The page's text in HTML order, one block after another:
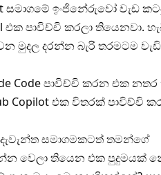
ඉංජිනේරුවෝ වැඩ
පාවිච්චි කරලා තියෙනවා.
මුදල දරන්න බැරි තරමටම වැඩි
Code පාවිච්චි කරන එක නතර
Copilot එක විතරක් පාවිච්චි
සමාගමකටත් තමන්ගේ
වෙලා තියෙන එක පුදුමයක්